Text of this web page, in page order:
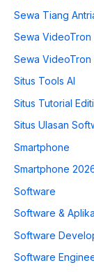
Sewa Tiang
Sewa VideoTron
Sewa VideoTron
Situs Tools AI
Situs Tutorial
Situs Ulasan
Smartphone
Smartphone
Software
Software &
Software
Software